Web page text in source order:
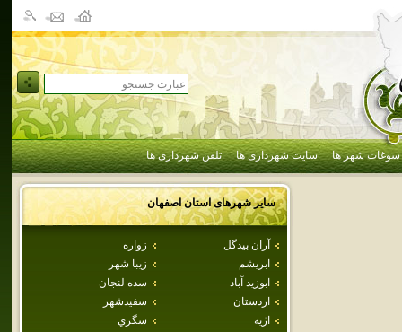
سوغات شهر ها سایت شهرداری ها تلفن شهرداری ها
سایر شهرهای استاناصفهان
آران بيدگل
زواره
ابريشم
زيبا شهر
ابوزيد آباد
سده لنجان
اردستان
سفيدشهر
اژيه
سگزي